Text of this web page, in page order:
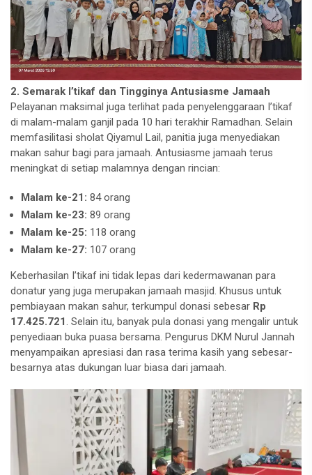
2. Semarak I’tikaf dan Tingginya Antusiasme Jamaah
Pelayanan maksimal juga terlihat pada penyelenggaraan I’tikaf
di malam-malam ganjil pada 10 hari terakhir Ramadhan. Selain
memfasilitasi sholat Qiyamul Lail, panitia juga menyediakan
makan sahur bagi para jamaah. Antusiasme jamaah terus
meningkat di setiap malamnya dengan rincian:
Malam ke-21: 84 orang
Malam ke-23: 89 orang
Malam ke-25: 118 orang
Malam ke-27: 107 orang
Keberhasilan I’tikaf ini tidak lepas dari kedermawanan para
donatur yang juga merupakan jamaah masjid. Khusus untuk
pembiayaan makan sahur, terkumpul donasi sebesar Rp
17.425.721. Selain itu, banyak pula donasi yang mengalir untuk
penyediaan buka puasa bersama. Pengurus DKM Nurul Jannah
menyampaikan apresiasi dan rasa terima kasih yang sebesar-
besarnya atas dukungan luar biasa dari jamaah.